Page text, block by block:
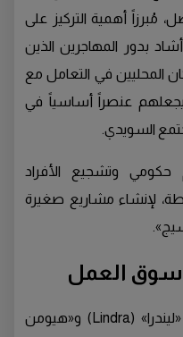
مُبرزاً أهمية التركيز على
بدور المهاجرين الذين
المحليين في التعامل مع
يجعلهم عنصراً أساسياً في
السويدي.
وتشجيع الأفراد
لإنشاء مشاريع صغيرة
سوق العمل
أكد راسبيري على أن مؤسستي «ليندرا» (Lindra) و«هيومن